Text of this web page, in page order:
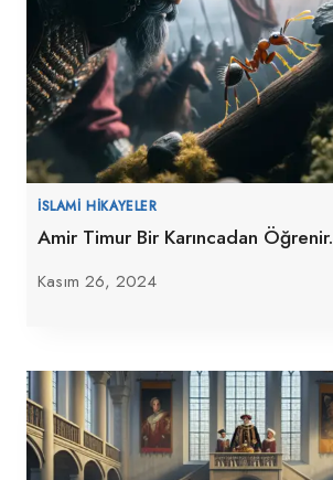
İSLAMI HIKAYELER
Amir Timur Bir Karıncadan Öğrenir.
Kasım 26, 2024